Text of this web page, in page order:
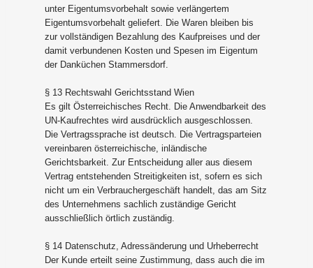
unter Eigentumsvorbehalt sowie verlängertem
Eigentumsvorbehalt geliefert. Die Waren bleiben bis
zur vollständigen Bezahlung des Kaufpreises und der
damit verbundenen Kosten und Spesen im Eigentum
der Danküchen Stammersdorf.
§ 13 Rechtswahl Gerichtsstand Wien
Es gilt Österreichisches Recht. Die Anwendbarkeit des
UN-Kaufrechtes wird ausdrücklich ausgeschlossen.
Die Vertragssprache ist deutsch. Die Vertragsparteien
vereinbaren österreichische, inländische
Gerichtsbarkeit. Zur Entscheidung aller aus diesem
Vertrag entstehenden Streitigkeiten ist, sofern es sich
nicht um ein Verbrauchergeschäft handelt, das am Sitz
des Unternehmens sachlich zuständige Gericht
ausschließlich örtlich zuständig.
§ 14 Datenschutz, Adressänderung und Urheberrecht
Der Kunde erteilt seine Zustimmung, dass auch die im